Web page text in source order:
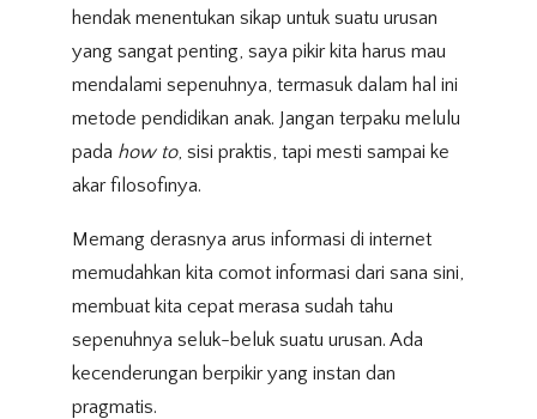
hendak menentukan sikap untuk suatu urusan
yang sangat penting, saya pikir kita harus mau
mendalami sepenuhnya, termasuk dalam hal ini
metode pendidikan anak. Jangan terpaku melulu
pada how to, sisi praktis, tapi mesti sampai ke
akar filosofinya.
Memang derasnya arus informasi di internet
memudahkan kita comot informasi dari sana sini,
membuat kita cepat merasa sudah tahu
sepenuhnya seluk-beluk suatu urusan. Ada
kecenderungan berpikir yang instan dan
pragmatis.